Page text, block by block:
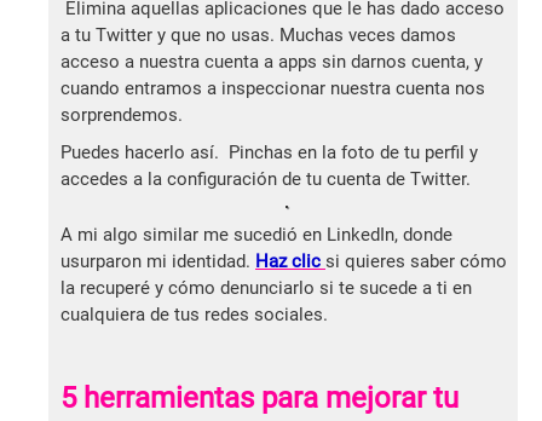
Elimina aquellas aplicaciones que le has dado acceso
a tu Twitter y que no usas. Muchas veces damos
acceso a nuestra cuenta a apps sin darnos cuenta, y
cuando entramos a inspeccionar nuestra cuenta nos
sorprendemos.
Puedes hacerlo así. Pinchas en la foto de tu perfil y
accedes a la configuración de tu cuenta de Twitter.
A mi algo similar me sucedió en LinkedIn, donde
usurparon mi identidad. Haz clic si quieres saber cómo
la recuperé y cómo denunciarlo si te sucede a ti en
cualquiera de tus redes sociales.
5 herramientas para mejorar tu